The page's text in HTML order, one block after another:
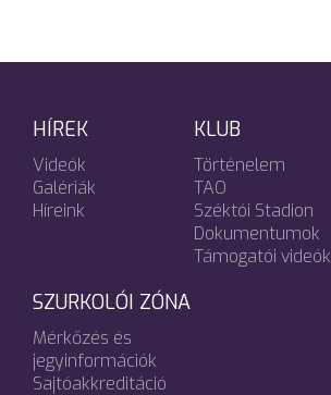
HÍREK
Videók
Galériák
Híreink
KLUB
Történelem
TAO
Széktói Stadion
Dokumentumok
Támogatói videók
SZURKOLÓI ZÓNA
Mérkőzés és
jegyinformációk
Sajtóakkreditáció